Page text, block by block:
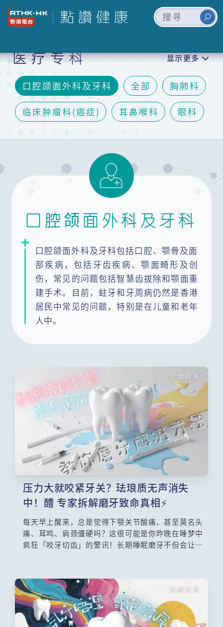
医疗专科
全部 胸肺科
临床肿瘤科(癌症) 耳鼻喉科 眼科
矫形及创伤外科(骨科)
口腔颌面外科及牙科
精神科 皮肤科
内分泌及糖尿科(肾脏) 心血管科
呼吸系统科
风湿病科(免疫系统及关节) 整形外科
感染及传染科 肠胃肝胆科
显示更多
口腔颌面外科及牙科
口腔颌面外科及牙科包括口腔、颚骨及面
部疾病，包括牙齿疾病、颚面畸形及创
伤，常见的问题包括智慧齿拔除和颚面重
建手术。目前，蛀牙和牙周病仍然是香港
居民中常见的问题，特别是在儿童和老年
人中。
压力大就咬紧牙关？珐琅质无声消失
中！醴 专家拆解磨牙致命真相⚡
每天早上醒来，总是觉得下颚关节酸痛、甚至莫名头
痛、耳鸣、肩颈僵硬吗？这很可能是你昨晚在睡梦中
疯狂「咬牙切齿」的警讯！长期睡眠磨牙不但会让牙
息息相关。想知道如何自我检测与改善吗？本文由中
西医专家为你解密，从牙医护牙套、生活习惯调整到
中医「疏肝健脾」的草本茶饮，教你5大对症下药的纾
缓妙招，彻底告别晨起酸痛！